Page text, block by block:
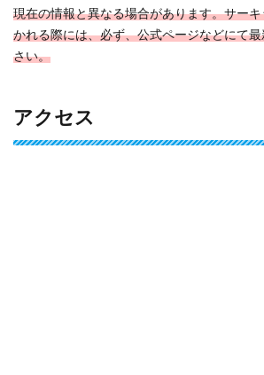
現在の情報と異なる場合があります。サー
かれる際には、必ず、公式ページなどにて
さい。
アクセス